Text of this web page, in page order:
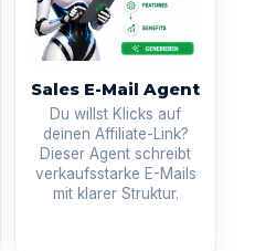
Sales E-Mail Agent
Du willst Klicks auf
deinen Affiliate-Link?
Dieser Agent schreibt
verkaufsstarke E-Mails
mit klarer Struktur.